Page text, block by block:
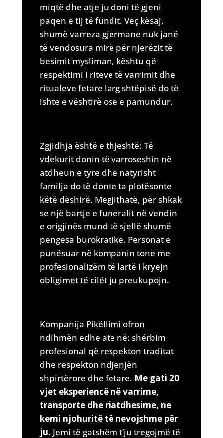
miqtë dhe atje ju doni të gjeni
paqen e tij të fundit. Veç kësaj,
shumë varreza gjermane nuk janë
të vendosura mirë për njerëzit të
besimit mysliman, kështu që
respektimi i riteve të varrimit dhe
ritualeve fetare larg shtëpisë do të
ishte e vështirë ose e pamundur.
Zgjidhja është e thjeshtë: Të
vdekurit donin të varroseshin në
atdheun e tyre dhe natyrisht
familja do të donte ta plotësonte
këtë dëshirë. Megjithatë, për shkak
se një bartje e funeralit në vendin
e origjinës mund të sjellë shumë
pengesa burokratike. Personat e
punësuar në kompanin tone me
profesionalizëm të lartë i kryejn
obligimet të cilët ju preukupojn.
Kompanija Pikëllimi ofron
ndihmën edhe ate në: shërbim
profesional që respekton traditat
dhe respekton ndjenjën
shpirtërore dhe fetare. Me gati 20
vjet eksperiencë në varrime,
transporte dhe riatdhesime, ne
kemi njohuritë të nevojshme për
ju. Jemi të gatshëm t’ju tregojmë të